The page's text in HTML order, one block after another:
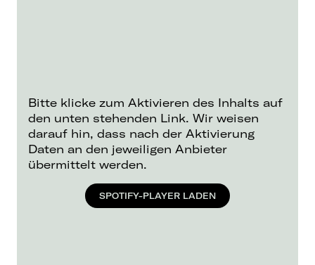
Bitte klicke zum Aktivieren des Inhalts auf
den unten stehenden Link. Wir weisen
darauf hin, dass nach der Aktivierung
Daten an den jeweiligen Anbieter
übermittelt werden.
SPOTIFY-PLAYER LADEN